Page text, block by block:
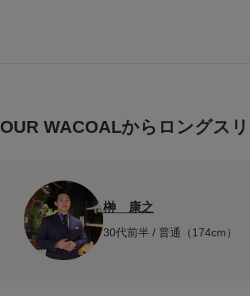
OUR WACOALからロングス
榊 康之
30代前半 / 普通（174cm）